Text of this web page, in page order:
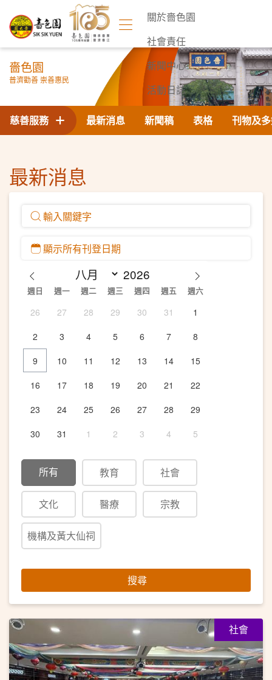
關於嗇色園
社會責任
新聞中心
活動日誌
聯絡我們
嗇色園
普濟勸善 崇善惠民
最新消息 新聞稿 表格 刊物及
慈善服務
最新消息
週日 週一 週二 週三 週四 週五 週六
26 27 28 29 30 31
1
2
3 4 5 6 7
8
9
10 11 12 13 14
15
16
17 18 19 20 21
22
23
24 25 26 27 28
29
30
31 1 2 3 4 5
所有 教育 社會
文化 醫療 宗教
機構及黃大仙祠
搜尋
社會